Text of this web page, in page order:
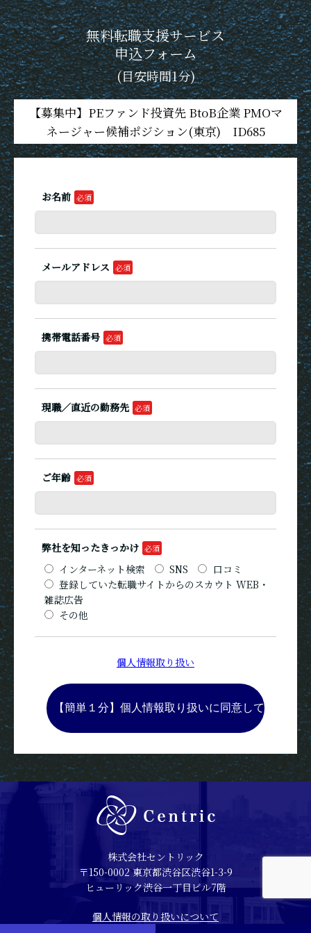
無料転職支援サービス
申込フォーム
(目安時間1分)
【募集中】PEファンド投資先 BtoB企業 PMOマ
ネージャー候補ポジション(東京) ID685
お名前
メールアドレス
携帯電話番号
現職／直近の勤務先
ご年齢
弊社を知ったきっかけ
インターネット検索
SNS
口コミ
登録していた転職サイトからのスカウト WEB・
雑誌広告
その他
個人情報取り扱い
株式会社セントリック
〒150-0002 東京都渋谷区渋谷1-3-9
ヒューリック渋谷一丁目ビル7階
個人情報の取り扱いについて